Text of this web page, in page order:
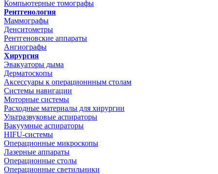
Компьютерные томографы
Рентгенология
Маммографы
Денситометры
Рентгеновские аппараты
Ангиографы
Хирургия
Эвакуаторы дыма
Дерматоскопы
Аксессуары к операционнным столам
Системы навигации
Моторные системы
Расходные материалы для хирургии
Ультразвуковые аспираторы
Вакуумные аспираторы
HIFU-системы
Операционные микроскопы
Лазерные аппараты
Операционные столы
Операционные светильники